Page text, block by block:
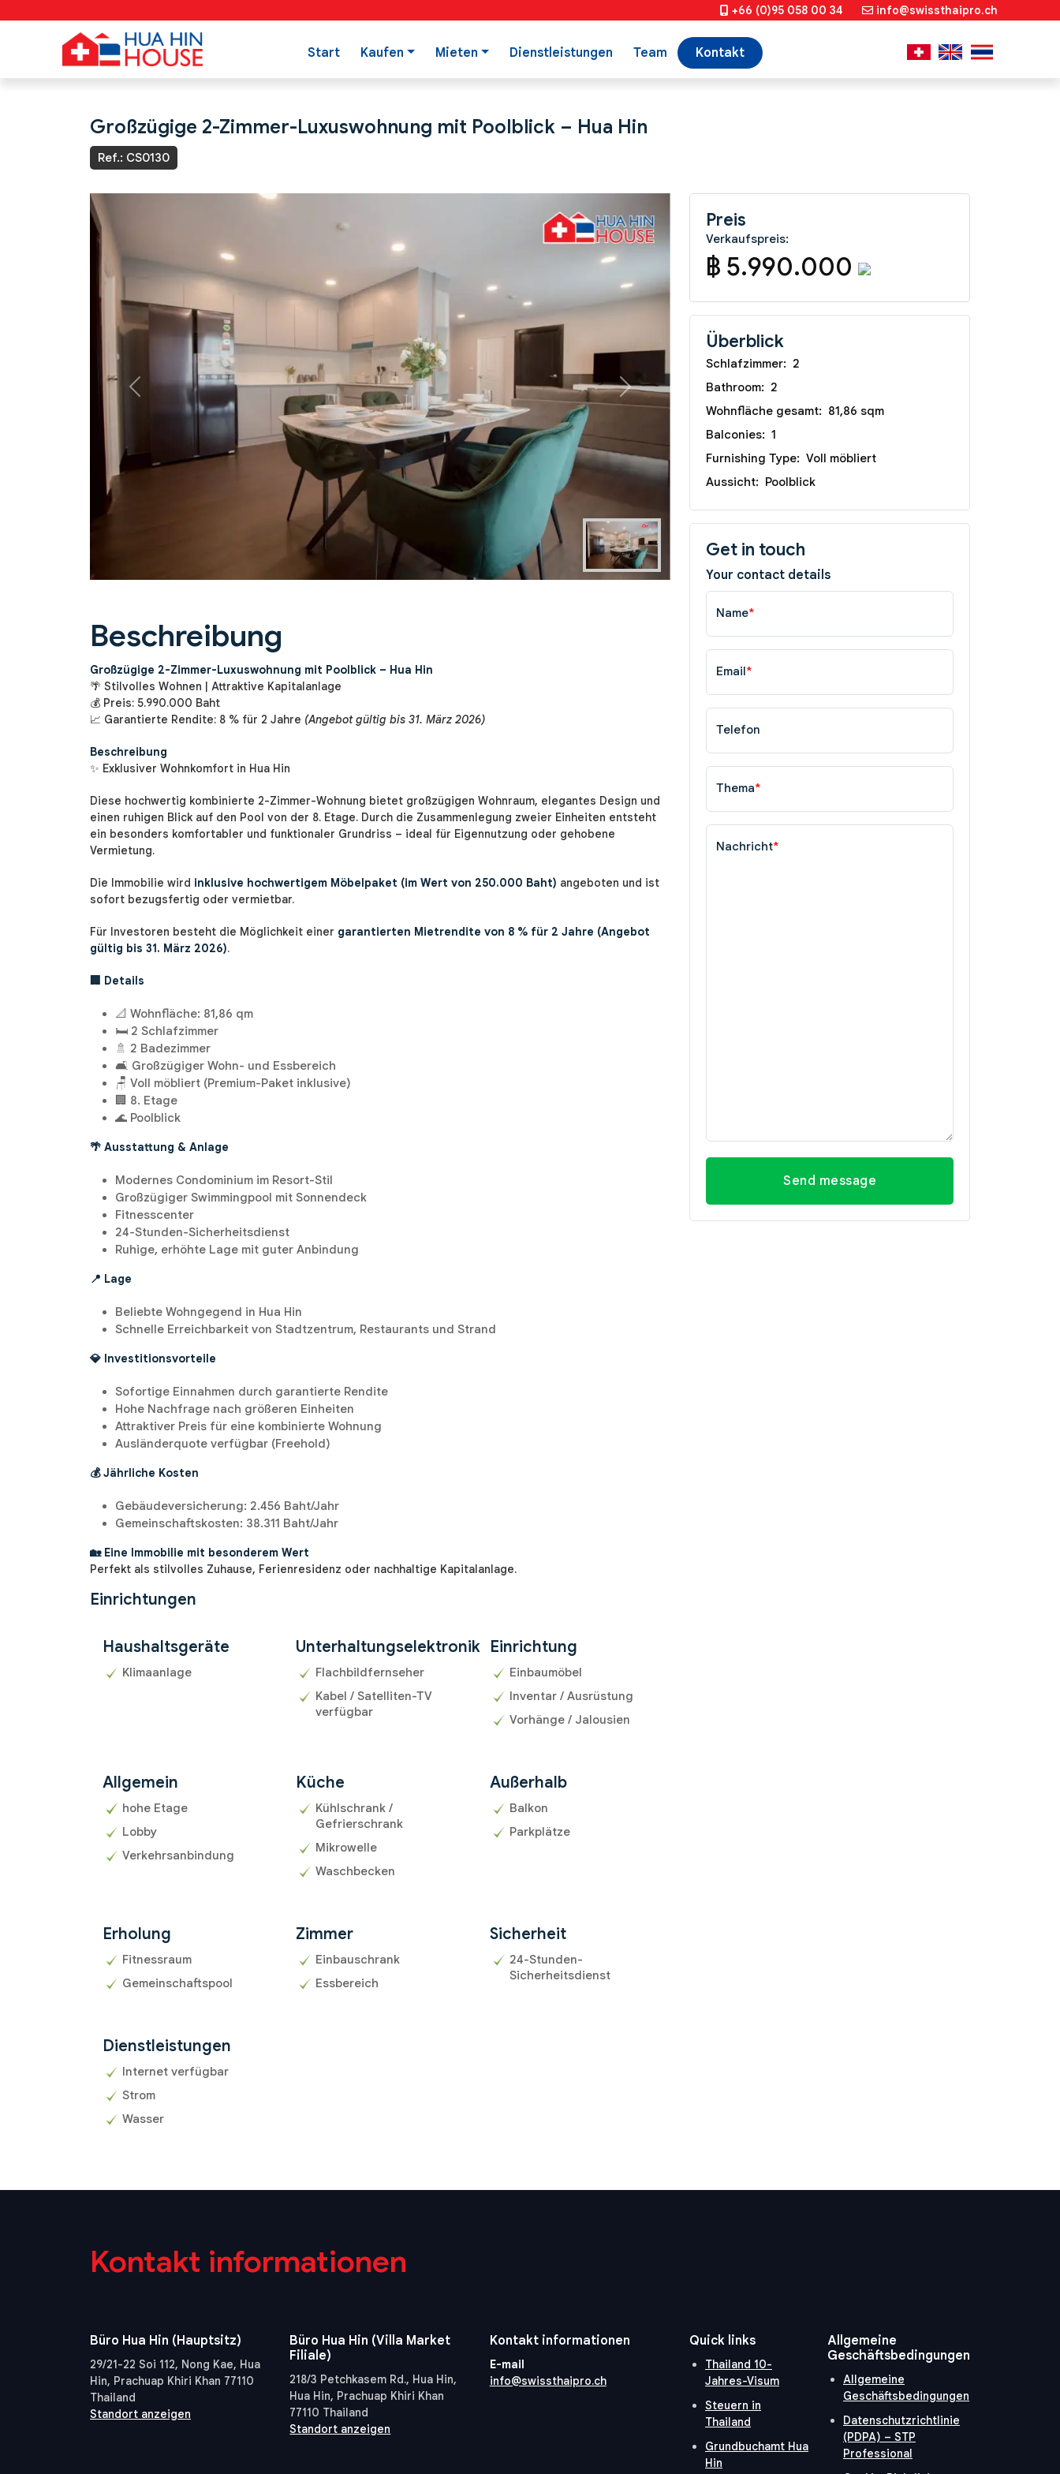
+66 (0)95 058 00 34 info@swissthaipro.ch
Start Kaufen Mieten Dienstleistungen Team Kontakt
Großzügige 2-Zimmer-Luxuswohnung mit Poolblick – Hua Hin
Ref.: CS0130
Previous Next
Beschreibung
Großzügige 2-Zimmer-Luxuswohnung mit Poolblick – Hua Hin
🌴 Stilvolles Wohnen | Attraktive Kapitalanlage
💰 Preis: 5.990.000 Baht
📈 Garantierte Rendite: 8 % für 2 Jahre (Angebot gültig bis 31. März 2026)
Beschreibung
✨ Exklusiver Wohnkomfort in Hua Hin
Diese hochwertig kombinierte 2-Zimmer-Wohnung bietet großzügigen Wohnraum, elegantes Design und
einen ruhigen Blick auf den Pool von der 8. Etage. Durch die Zusammenlegung zweier Einheiten entsteht
ein besonders komfortabler und funktionaler Grundriss – ideal für Eigennutzung oder gehobene
Vermietung.
Die Immobilie wird inklusive hochwertigem Möbelpaket (im Wert von 250.000 Baht) angeboten und ist
sofort bezugsfertig oder vermietbar.
Für Investoren besteht die Möglichkeit einer garantierten Mietrendite von 8 % für 2 Jahre (Angebot
gültig bis 31. März 2026).
🏢 Details
📐 Wohnfläche: 81,86 qm
🛏️ 2 Schlafzimmer
🚿 2 Badezimmer
🛋️ Großzügiger Wohn- und Essbereich
🪑 Voll möbliert (Premium-Paket inklusive)
🏢 8. Etage
🌊 Poolblick
🌴 Ausstattung & Anlage
Modernes Condominium im Resort-Stil
Großzügiger Swimmingpool mit Sonnendeck
Fitnesscenter
24-Stunden-Sicherheitsdienst
Ruhige, erhöhte Lage mit guter Anbindung
📍 Lage
Beliebte Wohngegend in Hua Hin
Schnelle Erreichbarkeit von Stadtzentrum, Restaurants und Strand
💎 Investitionsvorteile
Sofortige Einnahmen durch garantierte Rendite
Hohe Nachfrage nach größeren Einheiten
Attraktiver Preis für eine kombinierte Wohnung
Ausländerquote verfügbar (Freehold)
💰 Jährliche Kosten
Gebäudeversicherung: 2.456 Baht/Jahr
Gemeinschaftskosten: 38.311 Baht/Jahr
🏡 Eine Immobilie mit besonderem Wert
Perfekt als stilvolles Zuhause, Ferienresidenz oder nachhaltige Kapitalanlage.
Einrichtungen
Haushaltsgeräte
Klimaanlage
Unterhaltungselektronik
Flachbildfernseher
Kabel / Satelliten-TV
verfügbar
Einrichtung
Einbaumöbel
Inventar / Ausrüstung
Vorhänge / Jalousien
Allgemein
hohe Etage
Lobby
Verkehrsanbindung
Küche
Kühlschrank /
Gefrierschrank
Mikrowelle
Waschbecken
Außerhalb
Balkon
Parkplätze
Erholung
Fitnessraum
Gemeinschaftspool
Zimmer
Einbauschrank
Essbereich
Sicherheit
24-Stunden-
Sicherheitsdienst
Dienstleistungen
Internet verfügbar
Strom
Wasser
Preis
Verkaufspreis:
฿ 5.990.000
Überblick
Schlafzimmer: 2
Bathroom: 2
Wohnfläche gesamt: 81,86 sqm
Balconies: 1
Furnishing Type: Voll möbliert
Aussicht: Poolblick
Get in touch
Your contact details
Name*
Email*
Telefon
Thema*
Nachricht*
Send message
Kontakt informationen
Büro Hua Hin (Hauptsitz)
29/21-22 Soi 112, Nong Kae, Hua
Hin, Prachuap Khiri Khan 77110
Thailand
Standort anzeigen
Büro Hua Hin (Villa Market
Filiale)
218/3 Petchkasem Rd., Hua Hin,
Hua Hin, Prachuap Khiri Khan
77110 Thailand
Standort anzeigen
Kontakt informationen
E-mail
info@swissthaipro.ch
Quick links
Thailand 10-
Jahres-Visum
Steuern in
Thailand
Grundbuchamt Hua
Hin
Allgemeine
Geschäftsbedingungen
Allgemeine
Geschäftsbedingungen
Datenschutzrichtlinie
(PDPA) – STP
Professional